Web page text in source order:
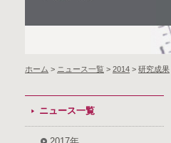
ホーム > ニュース一覧 > 2014 > 研究成果
ニュース一覧